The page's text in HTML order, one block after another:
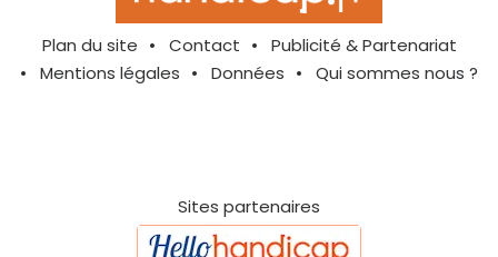
Plan du site Contact
Publicité & Partenariat
Mentions légales
Données Qui sommes nous ?
Sites partenaires